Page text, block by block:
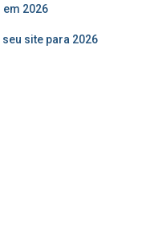
2026
site para 2026